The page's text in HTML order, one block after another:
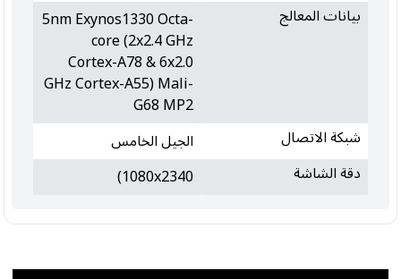
بيانات المعالج
5nm Exynos1330 Octa-
core (2x2.4 GHz
Cortex-A78 & 6x2.0
GHz Cortex-A55) Mali-
G68 MP2
شبكة الاتصال
الجيل الخامس
دقة الشاشة
1080x2340)